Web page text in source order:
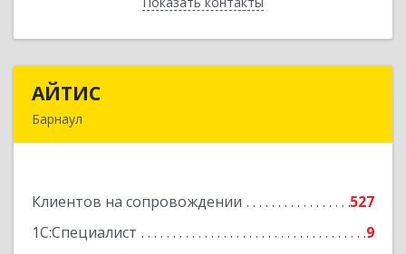
АЙТИС
Барнаул
Клиентов на сопровождении
527
1С:Специалист
9
Подробнее